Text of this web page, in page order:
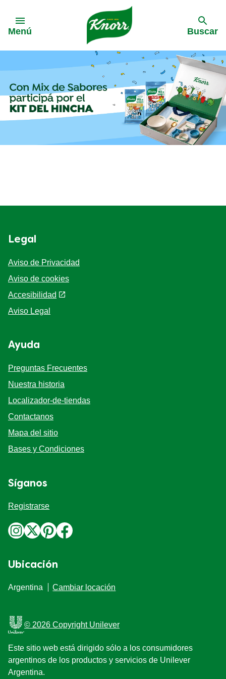
Menú Buscar
Legal
Aviso de Privacidad
Aviso de cookies
Accesibilidad
Aviso Legal
Ayuda
Preguntas Frecuentes
Nuestra historia
Localizador-de-tiendas
Contactanos
Mapa del sitio
Bases y Condiciones
Síganos
Registrarse
Ubicación
Argentina Cambiar locación
© 2026 Copyright Unilever
Este sitio web está dirigido sólo a los consumidores
argentinos de los productos y servicios de Unilever
Argentina.